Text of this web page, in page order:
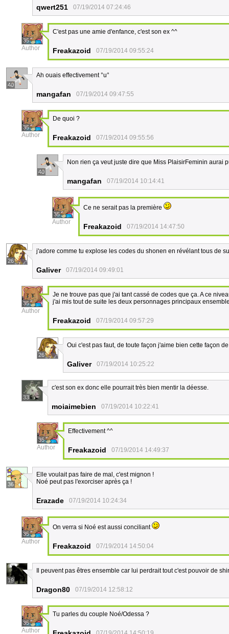
qwert251 07/19/2014 07:24:46
35
Author
C'est pas une amie d'enfance, c'est son ex ^^
Freakazoid 07/19/2014 09:55:24
40
Ah ouais effectivement °u°
mangafan 07/19/2014 09:47:55
35
Author
De quoi ?
Freakazoid 07/19/2014 09:55:56
40
Non rien ça veut juste dire que Miss PlaisirFeminin aurai
mangafan 07/19/2014 10:14:41
35
Author
Ce ne serait pas la première
Freakazoid 07/19/2014 14:47:50
26
j'adore comme tu explose les codes du shonen en révélant tous de
Galiver 07/19/2014 09:49:01
35
Author
Je ne trouve pas que j'ai tant cassé de codes que ça. A ce
j'ai mis tout de suite les deux personnages principaux
Freakazoid 07/19/2014 09:57:29
26
Oui c'est pas faut, de toute façon j'aime bien cette façon
Galiver 07/19/2014 10:25:22
33
c'est son ex donc elle pourrait très bien mentir la déesse.
moiaimebien 07/19/2014 10:22:41
35
Author
Effectivement ^^
Freakazoid 07/19/2014 14:49:37
36
Elle voulait pas faire de mal, c'est mignon !
Noé peut pas l'exorciser après ça !
Erazade 07/19/2014 10:24:34
35
Author
On verra si Noé est aussi conciliant
Freakazoid 07/19/2014 14:50:04
19
Il peuvent pas êtres ensemble car lui perdrait tout c'est pouvoir de
Dragon80 07/19/2014 12:58:12
35
Author
Tu parles du couple Noé/Odessa ?